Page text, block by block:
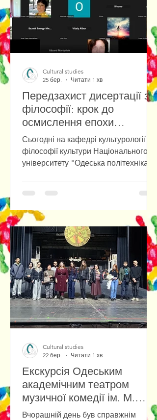
внутрішньомузейного
документознавства, який провела
заступниця директора музею.
Студентам не лише
Передзахист дисертації з
філософії: крок до
осмислення епохи
штучного інтелекту.
Сьогодні на кафедрі культурології та
філософії культури Національного
університету "Одеська політехніка"
за спеціальністю 033 Філософія,
галузь знань 03 Гуманітарні науки
аспіранта Лихацького Андрія
Васильовича за темою:
"Трансформація світоглядної
парадигми у процесі формування
штучного інтелекту". Науковий
керівник: доктор філософських наук,
доцент, професор кафедри
інформаційної діяльност
Cultural studies
25 бер.
Читати 1 хв
Екскурсія Одеським
академічним театром
музичної комедії ім. М.
Водяного
Вчорашній день був справжнім
Cultural studies
22 бер.
Читати 1 хв